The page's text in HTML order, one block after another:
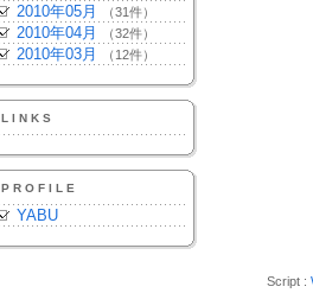
2010年05月 （31件）
2010年04月 （32件）
2010年03月 （12件）
LINKS
PROFILE
YABU
Script :